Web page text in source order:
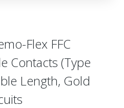
Flex FFC
Contacts (Type
Length, Gold